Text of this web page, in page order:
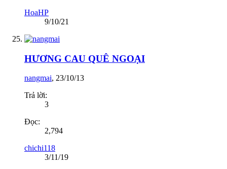
HoaHP
9/10/21
HƯƠNG CAU QUÊ NGOẠI
nangmai, 23/10/13
Trả lời:
3
Đọc:
2,794
chichi118
3/11/19